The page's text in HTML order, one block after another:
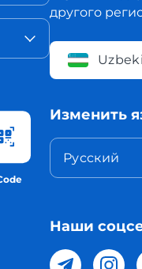
другого
Изменить
Русский
Наши